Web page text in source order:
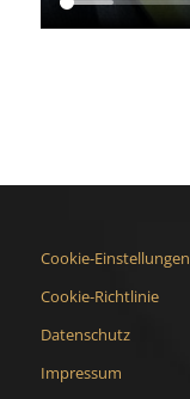
Cookie-Einstellungen
Cookie-Richtlinie
Datenschutz
Impressum